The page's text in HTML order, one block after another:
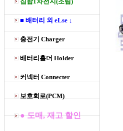
■ 배터리 외 eLse ↓
충전기 Charger
배터리홀더 Holder
커넥터 Connecter
보호회로(PCM)
● 도매, 재고 할인